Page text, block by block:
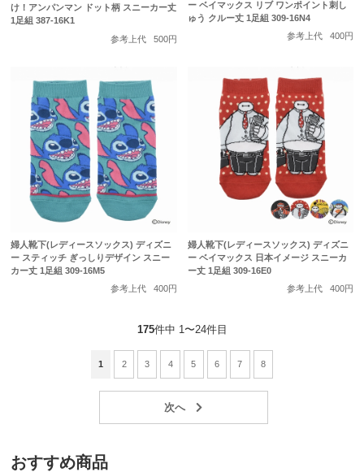
け！アンパンマン ドット柄 スニーカー丈
1足組 387-16K1
参考上代
500円
ー ベイマックス リブ ワンポイント刺し
ゅう クルー丈 1足組 309-16N4
参考上代
400円
婦人靴下(レディースソックス) ディズニ
ー スティッチ ぎっしりデザイン スニー
カー丈 1足組 309-16M5
参考上代
400円
婦人靴下(レディースソックス) ディズニ
ー ベイマックス 日本イメージ スニーカ
ー丈 1足組 309-16E0
参考上代
400円
175件中 1〜24件目
1 2 3 4 5 6 7 8
おすすめ商品